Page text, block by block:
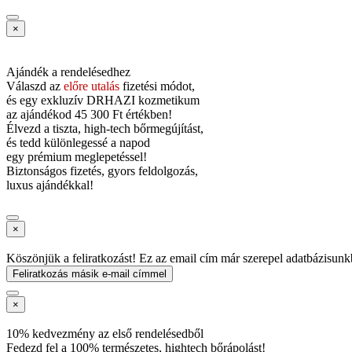
×
Ajándék a rendelésedhez
Válaszd az előre utalás fizetési módot,
és egy exkluzív DRHAZI kozmetikum
az ajándékod 45 300 Ft értékben!
Élvezd a tiszta, high-tech bőrmegújítást,
és tedd különlegessé a napod
egy prémium meglepetéssel!
Biztonságos fizetés, gyors feldolgozás,
luxus ajándékkal!
×
Köszönjük a feliratkozást! Ez az email cím már szerepel
Feliratkozás másik e-mail címmel
×
10% kedvezmény az első rendelésedből
Fedezd fel a 100% természetes, hightech bőrápolást!